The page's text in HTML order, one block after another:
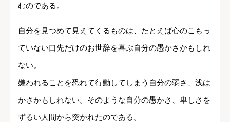
むのである。
自分を見つめて見えてくるものは、たとえば心のこもっ
ていない口先だけのお世辞を喜ぶ自分の愚かさかもしれ
ない。
嫌われることを恐れて行動してしまう自分の弱さ、浅は
かさかもしれない。そのような自分の愚かさ、卑しさを
ずるい人間から突かれたのである。